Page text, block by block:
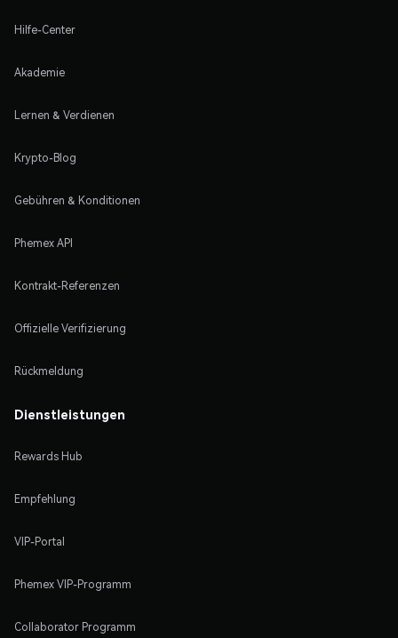
Hilfe-Center
Akademie
Lernen & Verdienen
Krypto-Blog
Gebühren & Konditionen
Phemex API
Kontrakt-Referenzen
Offizielle Verifizierung
Rückmeldung
Dienstleistungen
Rewards Hub
Empfehlung
VIP-Portal
Phemex VIP-Programm
Collaborator Programm